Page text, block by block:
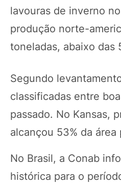
lavouras de inverno
produção norte-
toneladas, abaixo das
Segundo
classificadas entre
passado. No Kansas,
alcançou 53% da área
No Brasil, a Conab
histórica para o